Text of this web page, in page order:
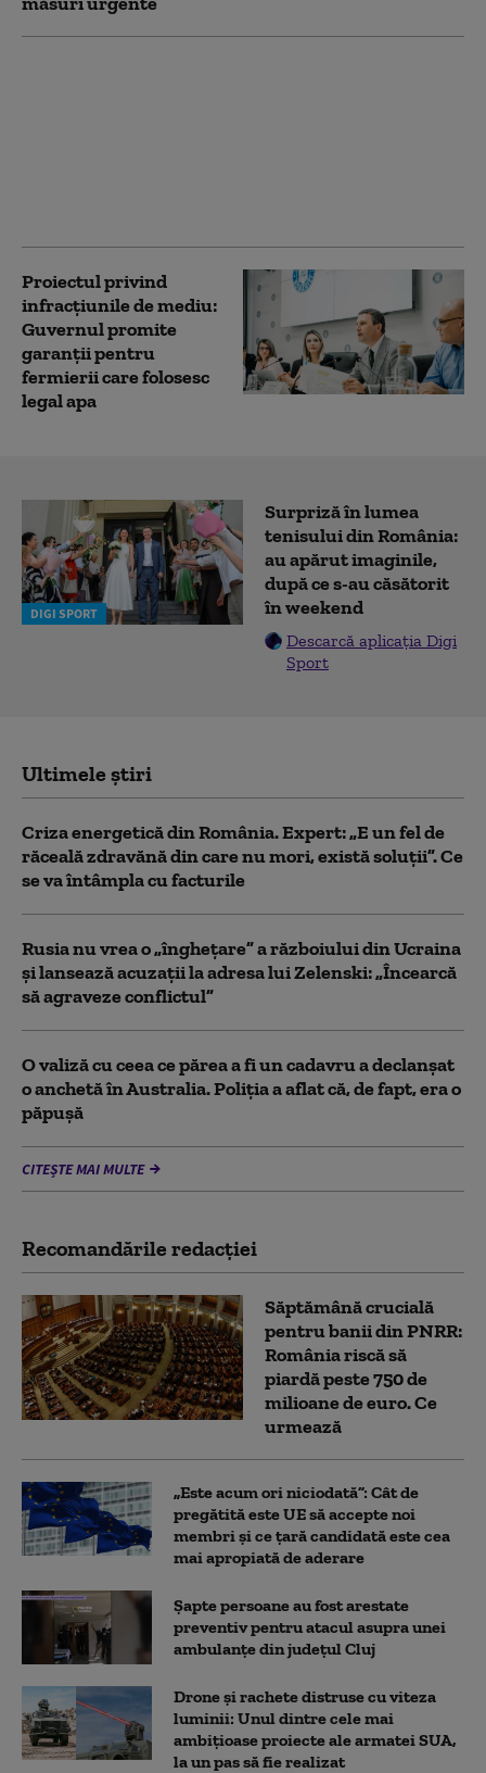
Proiectul privind
infracțiunile de mediu:
Guvernul promite
garanții pentru
fermierii care folosesc
legal apa
DIGI SPORT
Surpriză în lumea
tenisului din România:
au apărut imaginile,
după ce s-au căsătorit
în weekend
Descarcă aplicația Digi
Sport
Ultimele știri
Criza energetică din România. Expert: „E un fel de
răceală zdravănă din care nu mori, există soluții”. Ce
se va întâmpla cu facturile
Rusia nu vrea o „înghețare” a războiului din Ucraina
și lansează acuzații la adresa lui Zelenski: „Încearcă
să agraveze conflictul”
O valiză cu ceea ce părea a fi un cadavru a declanșat
o anchetă în Australia. Poliția a aflat că, de fapt, era o
păpușă
CITEȘTE MAI MULTE
Recomandările redacţiei
Săptămână crucială
pentru banii din PNRR:
România riscă să
piardă peste 750 de
milioane de euro. Ce
urmează
„Este acum ori niciodată”: Cât de
pregătită este UE să accepte noi
membri și ce țară candidată este cea
mai apropiată de aderare
Șapte persoane au fost arestate
preventiv pentru atacul asupra unei
ambulanțe din județul Cluj
Drone și rachete distruse cu viteza
luminii: Unul dintre cele mai
ambițioase proiecte ale armatei SUA,
la un pas să fie realizat